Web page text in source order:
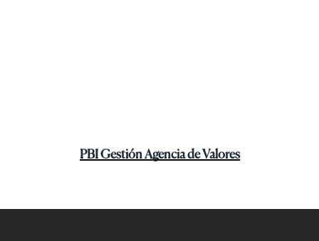
PBI Gestión Agencia de Valores